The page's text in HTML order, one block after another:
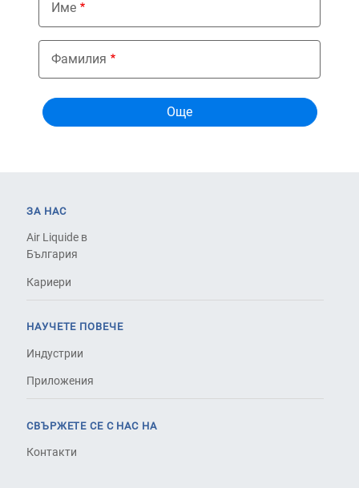
Име
Фамилия
ЗА НАС
Air Liquide в
България
Кариери
НАУЧЕТЕ ПОВЕЧЕ
Индустрии
Приложения
СВЪРЖЕТЕ СЕ С НАС НА
Контакти